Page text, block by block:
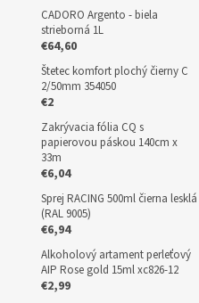
CADORO Argento - biela
strieborná 1L
€64,60
Štetec komfort plochý čierny C
2/50mm 354050
€2
Zakrývacia fólia CQ s
papierovou páskou 140cm x
33m
€6,04
Sprej RACING 500ml čierna lesklá
(RAL 9005)
€6,94
Alkoholový artament perleťový
AIP Rose gold 15ml xc826-12
€2,99